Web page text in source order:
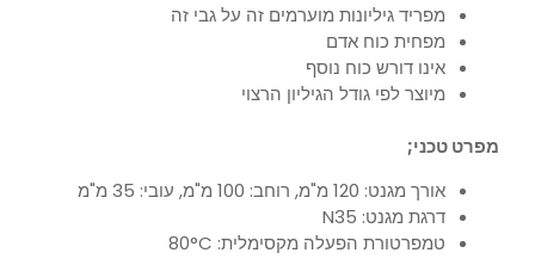
מפריד גיליונות מוערמים זה על גבי זה
מפחית כוח אדם
אינו דורש כוח נוסף
מיוצר לפי גודל הגיליון הרצוי
מפרט טכני;
אורך מגנט: 120 מ"מ, רוחב: 100 מ"מ, עובי: 35 מ"מ
דרגת מגנט: N35
טמפרטורת הפעלה מקסימלית: 80°C